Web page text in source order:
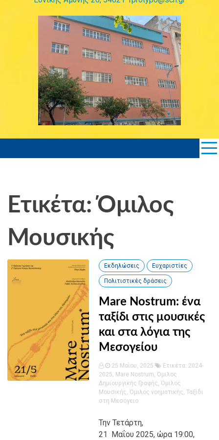
Ετικέτα: Όμιλος
Μουσικής
Εκδηλώσεις Ευχαριστίες
Πολιτιστικές δράσεις
Mare Nostrum: ένα
ταξίδι στις μουσικές
και στα λόγια της
Μεσογείου
25 Μαΐου, 2025 Ετικέτα: 2024-
2025, Mare Nostrum,Όμιλος
Δημιουργικής Γραφής,Όμιλος
Μουσικής,Όμιλος νοηματικής,Ταξίδι
στη Μεσόγειο
Την Τετάρτη,
21 Μαΐου 2025, ώρα 19:00,